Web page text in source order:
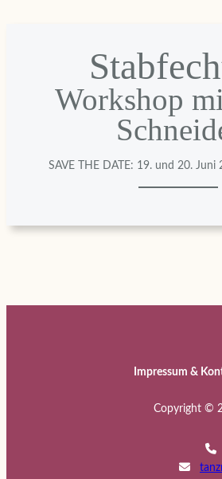
Workshop
SAVE THE DATE: 19. und 20. Juni
Impressum &
Copyright ©